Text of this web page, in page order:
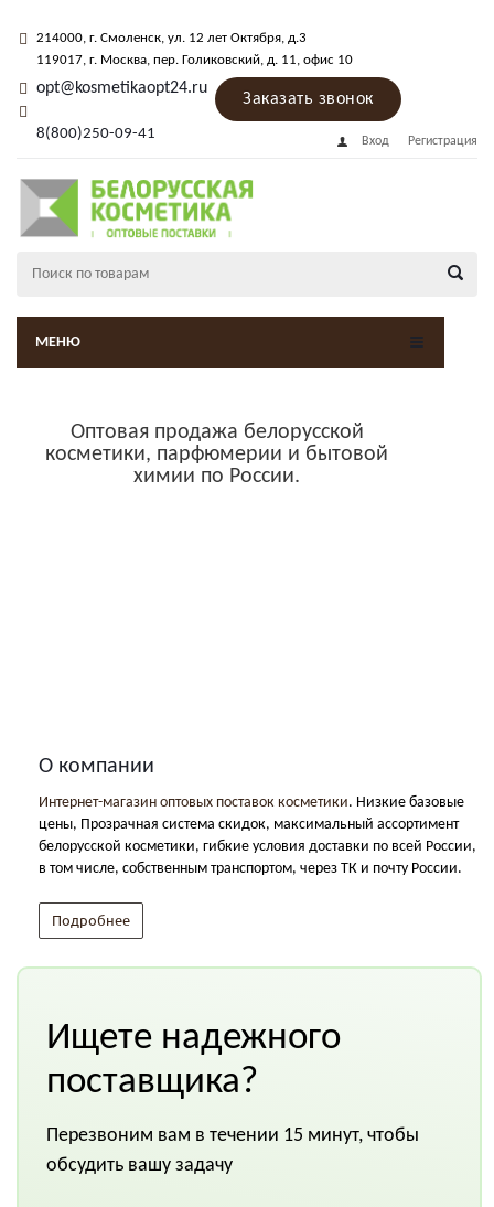
214000, г. Смоленск, ул. 12 лет Октября, д.3
119017, г. Москва, пер. Голиковский, д. 11, офис 10
opt@kosmetikaopt24.ru
8(800)250-09-41
Заказать звонок
Вход Регистрация
МЕНЮ
Оптовая продажа белорусской
косметики, парфюмерии и бытовой
химии по России.
О компании
Интернет-магазин оптовых поставок косметики. Низкие базовые
цены, Прозрачная система скидок, максимальный ассортимент
белорусской косметики, гибкие условия доставки по всей России,
в том числе, собственным транспортом, через ТК и почту России.
Подробнее
Ищете надежного
поставщика?
Перезвоним вам в течении 15 минут, чтобы
обсудить вашу задачу